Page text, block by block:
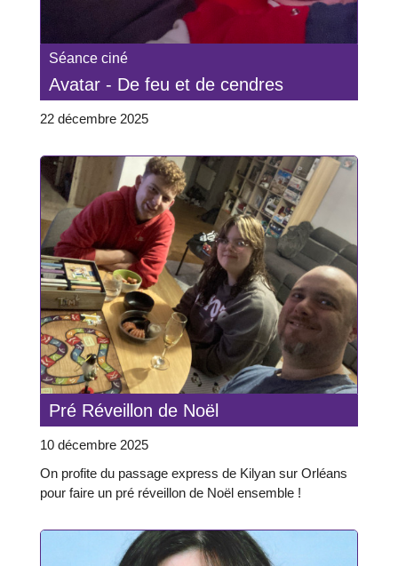
Séance ciné
Avatar - De feu et de cendres
22 décembre 2025
Pré Réveillon de Noël
10 décembre 2025
On profite du passage express de Kilyan sur Orléans
pour faire un pré réveillon de Noël ensemble !